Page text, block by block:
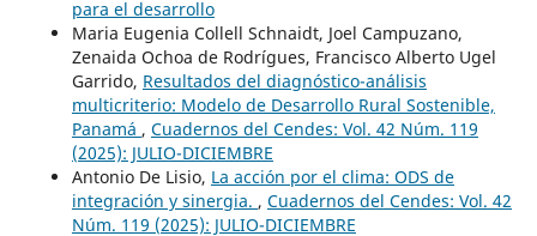
para el desarrollo
Maria Eugenia Collell Schnaidt, Joel Campuzano,
Zenaida Ochoa de Rodrígues, Francisco Alberto Ugel
Garrido, Resultados del diagnóstico-análisis
multicriterio: Modelo de Desarrollo Rural Sostenible,
Panamá , Cuadernos del Cendes: Vol. 42 Núm. 119
(2025): JULIO-DICIEMBRE
Antonio De Lisio, La acción por el clima: ODS de
integración y sinergia. , Cuadernos del Cendes: Vol. 42
Núm. 119 (2025): JULIO-DICIEMBRE